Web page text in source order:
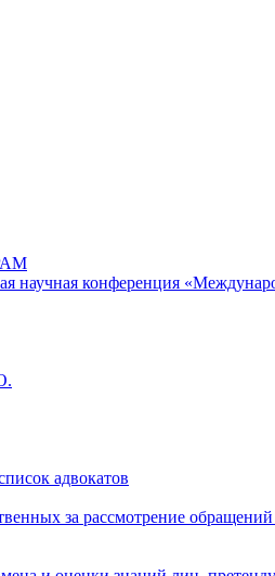
научная конференция
адвокатов
за рассмотрение